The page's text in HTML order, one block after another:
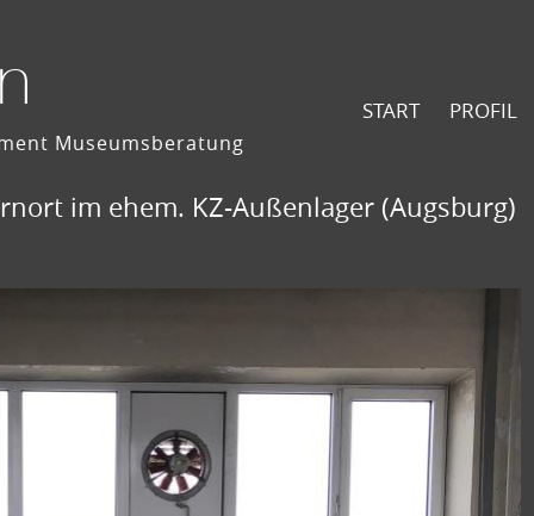
Museumsberatung
START PROFIL
im ehem. KZ-Außenlager (Augsburg)